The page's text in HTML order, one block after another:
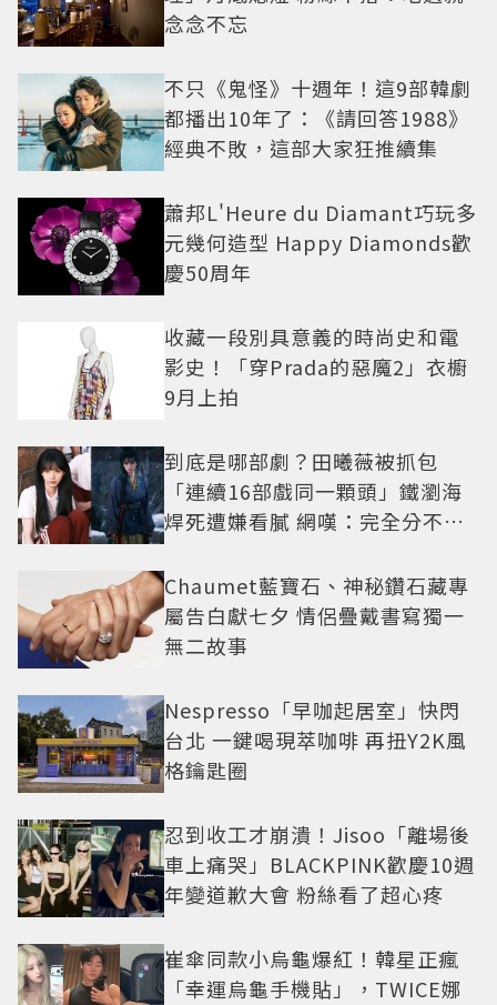
念念不忘
不只《鬼怪》十週年！這9部韓劇
都播出10年了：《請回答1988》
經典不敗，這部大家狂推續集
蕭邦L'Heure du Diamant巧玩多
元幾何造型 Happy Diamonds歡
慶50周年
收藏一段別具意義的時尚史和電
影史！「穿Prada的惡魔2」衣櫥
9月上拍
到底是哪部劇？田曦薇被抓包
「連續16部戲同一顆頭」鐵瀏海
焊死遭嫌看膩 網嘆：完全分不出
Chaumet藍寶石、神秘鑽石藏專
屬告白獻七夕 情侶疊戴書寫獨一
無二故事
Nespresso「早咖起居室」快閃
台北 一鍵喝現萃咖啡 再扭Y2K風
格鑰匙圈
忍到收工才崩潰！Jisoo「離場後
車上痛哭」BLACKPINK歡慶10週
年變道歉大會 粉絲看了超心疼
崔傘同款小烏龜爆紅！韓星正瘋
「幸運烏龜手機貼」，TWICE娜